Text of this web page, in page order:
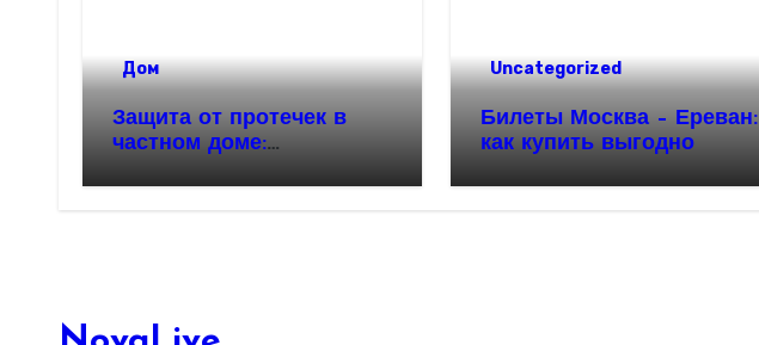
Дом
Защита от протечек в
частном доме:
автоматизация
Uncategorized
Билеты Москва – Ереван:
как купить выгодно